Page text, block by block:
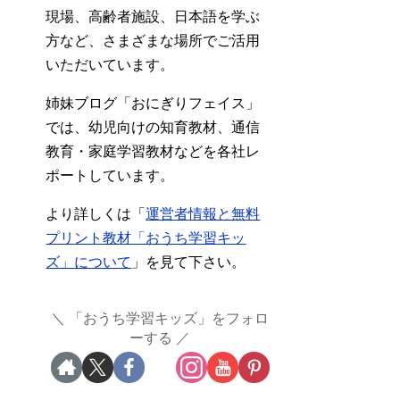
現場、高齢者施設、日本語を学ぶ
方など、さまざまな場所でご活用
いただいています。
姉妹ブログ「おにぎりフェイス」
では、幼児向けの知育教材、通信
教育・家庭学習教材などを各社レ
ポートしています。
より詳しくは「運営者情報と無料
プリント教材「おうち学習キッ
ズ」について 」を見て下さい。
「おうち学習キッズ」をフォロ
ーする